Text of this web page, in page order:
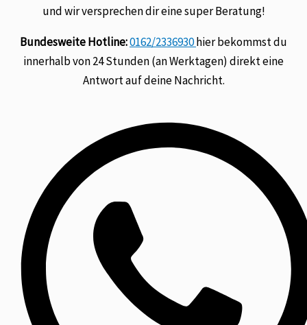
und wir versprechen dir eine super Beratung!
Bundesweite Hotline:0162/2336930hier bekommst du
innerhalb von 24 Stunden (an Werktagen) direkt eine
Antwort auf deine Nachricht.